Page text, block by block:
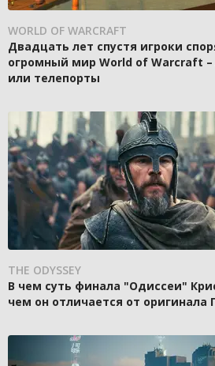
WORLD OF WARCRAFT
Двадцать лет спустя игроки
огромный мир World of Warcraft
или телепорты
THE ODYSSEY
В чем суть финала "Одиссеи"
чем он отличается от оригинала